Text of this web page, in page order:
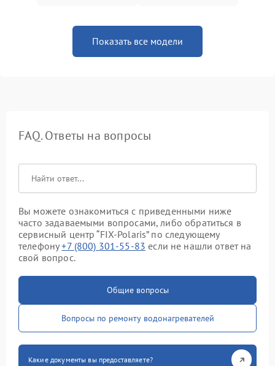
Показать все модели
FAQ. Ответы на вопросы
Вы можете ознакомиться с приведенными ниже
часто задаваемыми вопросами, либо обратиться в
сервисный центр “FIX-Polaris” по следующему
телефону+7 (800) 301-55-83 если не нашли ответ на
свой вопрос.
Общие вопросы
Вопросы по ремонту водонагревателей
Какие документы вы предоставляете?